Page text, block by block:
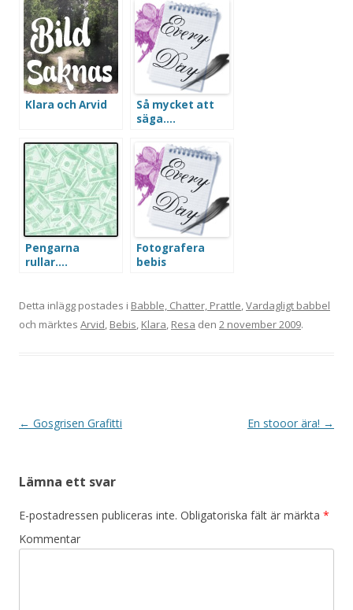
Klara och Arvid
Så mycket att
säga….
Pengarna
rullar….
Fotografera
bebis
Detta inlägg postades i Babble, Chatter, Prattle,Vardagligt babbel
och märktes Arvid, Bebis, Klara, Resa den 2 november 2009.
Inläggsnavigering
← Gosgrisen Grafitti En stooor ära! →
Lämna ett svar
E-postadressen publiceras inte. Obligatoriska fält är märkta *
Kommentar